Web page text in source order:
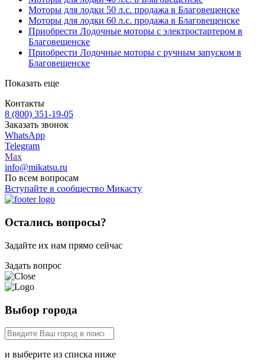
Моторы для лодки 50 л.с. продажа в Благовещенске
Моторы для лодки 60 л.с. продажа в Благовещенске
Приобрести Лодочные моторы с электростартером в
Благовещенске
Приобрести Лодочные моторы с ручным запуском в
Благовещенске
Показать еще
Контакты
8 (800) 351-19-05
Заказать звонок
WhatsApp
Telegram
Max
info@mikatsu.ru
По всем вопросам
Вступайте в сообщество Микасту
Остались вопросы?
Задайте их нам прямо сейчас
Задать вопрос
Выбор города
и выберите из списка ниже